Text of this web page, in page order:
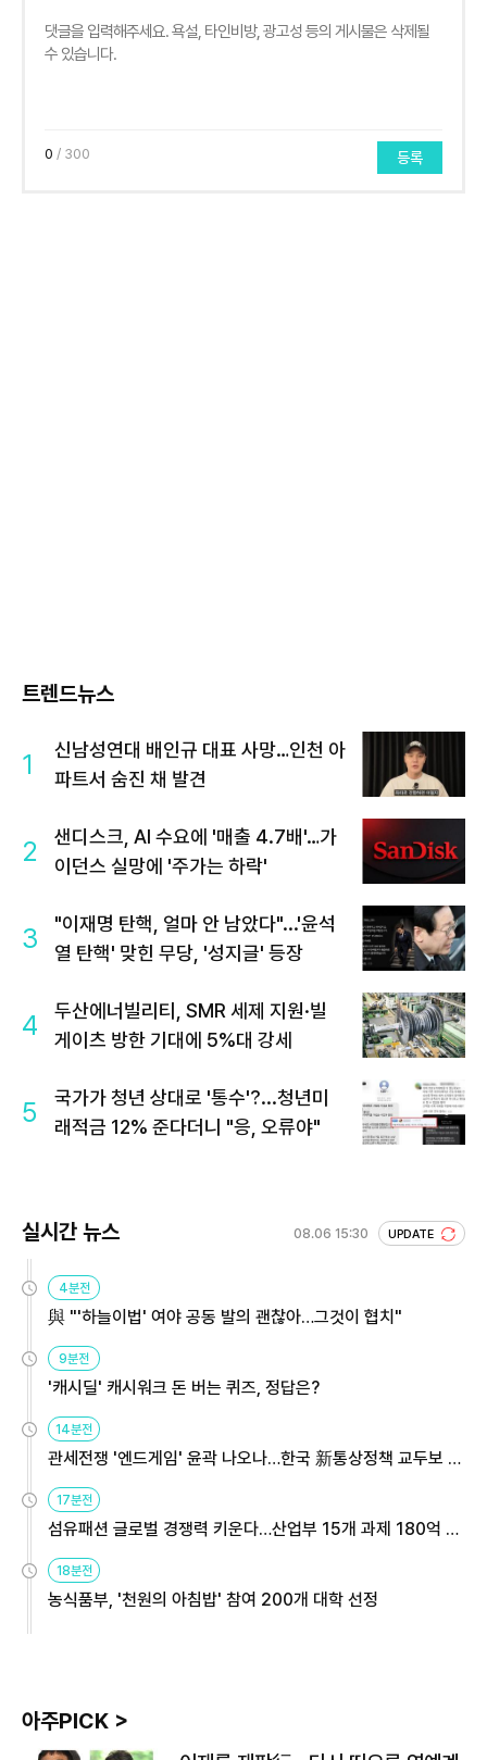
0 / 300 등록
트렌드뉴스
1
신남성연대 배인규 대표 사망…인천 아
파트서 숨진 채 발견
2
샌디스크, AI 수요에 '매출 4.7배'…가
이던스 실망에 '주가는 하락'
3
"이재명 탄핵, 얼마 안 남았다"...'윤석
열 탄핵' 맞힌 무당, '성지글' 등장
4
두산에너빌리티, SMR 세제 지원·빌
게이츠 방한 기대에 5%대 강세
5
국가가 청년 상대로 '통수'?...청년미
래적금 12% 준다더니 "응, 오류야"
실시간 뉴스 08.06 15:30 UPDATE
4분전
與 "'하늘이법' 여야 공동 발의 괜찮아…그것이 협치"
9분전
'캐시딜' 캐시워크 돈 버는 퀴즈, 정답은?
14분전
관세전쟁 '엔드게임' 윤곽 나오나…한국 新통상정책 교두보 활
용해야
17분전
섬유패션 글로벌 경쟁력 키운다…산업부 15개 과제 180억 지
원
18분전
농식품부, '천원의 아침밥' 참여 200개 대학 선정
아주PICK >